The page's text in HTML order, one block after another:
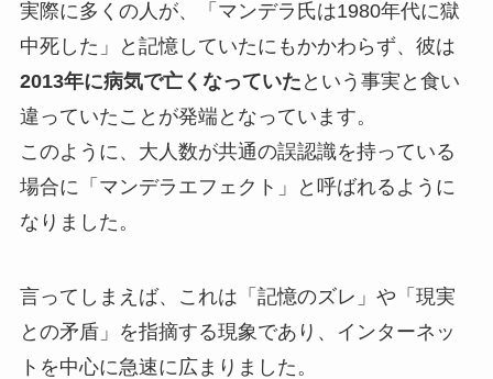
実際に多くの人が、「マンデラ氏は1980年代に獄
中死した」と記憶していたにもかかわらず、彼は
2013年に病気で亡くなっていた という事実と食い
違っていたことが発端となっています。
このように、大人数が共通の誤認識を持っている
場合に「マンデラエフェクト」と呼ばれるように
なりました。
言ってしまえば、これは「記憶のズレ」や「現実
との矛盾」を指摘する現象であり、インターネッ
トを中心に急速に広まりました。